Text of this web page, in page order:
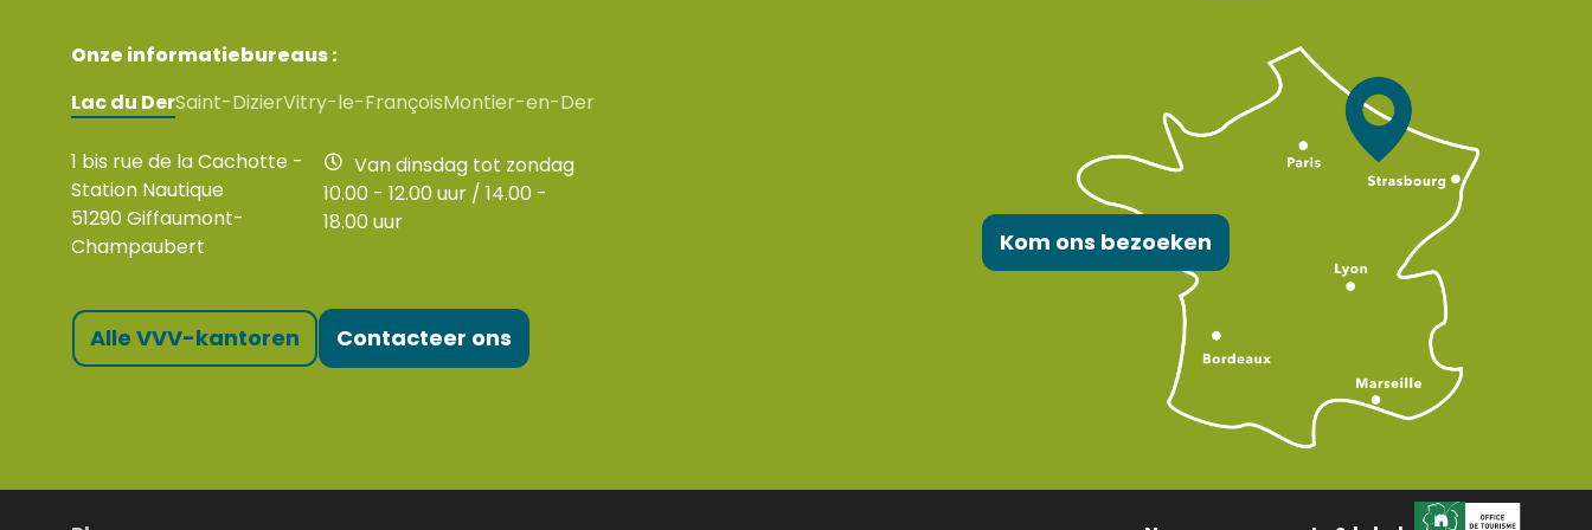
Onze informatiebureaus :
Lac du DerSaint-DizierVitry-le-FrançoisMontier-en-Der
1 bis rue de la Cachotte -
Station Nautique
51290 Giffaumont-
Champaubert
Van dinsdag tot zondag
10.00 - 12.00 uur / 14.00 -
18.00 uur
Alle VVV-kantoren Contacteer ons
Kom ons bezoeken